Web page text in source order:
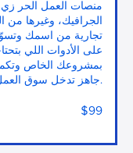
منصات العمل الحر زي
الجرافيك، وغيرها من
تجارية من اسمك
على الأدوات اللي
بمشروعك الخاص
جاهز تدخل سوق العمل الحر وتطور شغلك مع الوقت.
$99